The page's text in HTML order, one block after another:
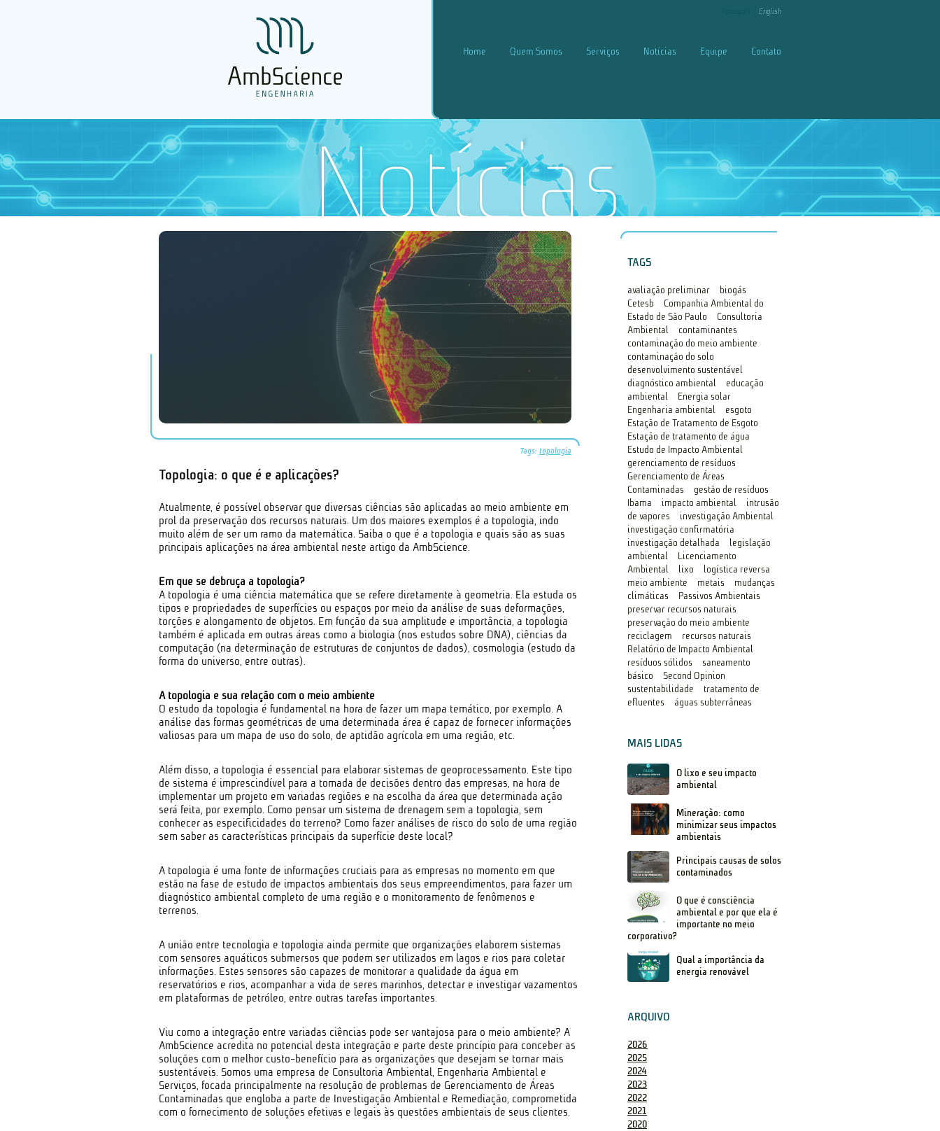
English
Home Quem Somos Serviços Notícias Equipe Contato
Tags: topologia
Topologia: o que é e aplicações?
Atualmente, é possível observar que diversas ciências são aplicadas ao meio ambiente em
prol da preservação dos recursos naturais. Um dos maiores exemplos é a topologia, indo
muito além de ser um ramo da matemática. Saiba o que é a topologia e quais são as suas
principais aplicações na área ambiental neste artigo da AmbScience.
Em que se debruça a topologia?
A topologia é uma ciência matemática que se refere diretamente à geometria. Ela estuda os
tipos e propriedades de superfícies ou espaços por meio da análise de suas deformações,
torções e alongamento de objetos. Em função da sua amplitude e importância, a topologia
também é aplicada em outras áreas como a biologia (nos estudos sobre DNA), ciências da
computação (na determinação de estruturas de conjuntos de dados), cosmologia (estudo da
forma do universo, entre outras).
A topologia e sua relação com o meio ambiente
O estudo da topologia é fundamental na hora de fazer um mapa temático, por exemplo. A
análise das formas geométricas de uma determinada área é capaz de fornecer informações
valiosas para um mapa de uso do solo, de aptidão agrícola em uma região, etc.
Além disso, a topologia é essencial para elaborar sistemas de geoprocessamento. Este tipo
de sistema é imprescindível para a tomada de decisões dentro das empresas, na hora de
implementar um projeto em variadas regiões e na escolha da área que determinada ação
será feita, por exemplo. Como pensar um sistema de drenagem sem a topologia, sem
conhecer as especificidades do terreno? Como fazer análises de risco do solo de uma região
sem saber as características principais da superfície deste local?
A topologia é uma fonte de informações cruciais para as empresas no momento em que
estão na fase de estudo de impactos ambientais dos seus empreendimentos, para fazer um
diagnóstico ambiental completo de uma região e o monitoramento de fenômenos e
terrenos.
A união entre tecnologia e topologia ainda permite que organizações elaborem sistemas
com sensores aquáticos submersos que podem ser utilizados em lagos e rios para coletar
informações. Estes sensores são capazes de monitorar a qualidade da água em
reservatórios e rios, acompanhar a vida de seres marinhos, detectar e investigar vazamentos
em plataformas de petróleo, entre outras tarefas importantes.
Viu como a integração entre variadas ciências pode ser vantajosa para o meio ambiente? A
AmbScience acredita no potencial desta integração e parte deste princípio para conceber as
soluções com o melhor custo-benefício para as organizações que desejam se tornar mais
sustentáveis. Somos uma empresa de Consultoria Ambiental, Engenharia Ambiental e
Serviços, focada principalmente na resolução de problemas de Gerenciamento de Áreas
Contaminadas que engloba a parte de Investigação Ambiental e Remediação, comprometida
com o fornecimento de soluções efetivas e legais às questões ambientais de seus clientes.
TAGS
avaliação preliminar
biogás
Cetesb
Companhia Ambiental do
Estado de São Paulo
Consultoria
Ambiental
contaminantes
contaminação do meio ambiente
contaminação do solo
desenvolvimento sustentável
diagnóstico ambiental
educação
ambiental
Energia solar
Engenharia ambiental
esgoto
Estação de Tratamento de Esgoto
Estação de tratamento de água
Estudo de Impacto Ambiental
gerenciamento de resíduos
Gerenciamento de Áreas
Contaminadas
gestão de resíduos
Ibama
impacto ambiental
intrusão
de vapores
investigação Ambiental
investigação confirmatória
investigação detalhada
legislação
ambiental
Licenciamento
Ambiental
lixo
logística reversa
meio ambiente
metais
mudanças
climáticas
Passivos Ambientais
preservar recursos naturais
preservação do meio ambiente
reciclagem
recursos naturais
Relatório de Impacto Ambiental
resíduos sólidos
saneamento
básico
Second Opinion
sustentabilidade
tratamento de
efluentes
águas subterrâneas
MAIS LIDAS
O lixo e seu impacto
ambiental
Mineração: como
minimizar seus impactos
ambientais
Principais causas de solos
contaminados
O que é consciência
ambiental e por que ela é
importante no meio
corporativo?
Qual a importância da
energia renovável
ARQUIVO
2026
2025
2024
2023
2022
2021
2020